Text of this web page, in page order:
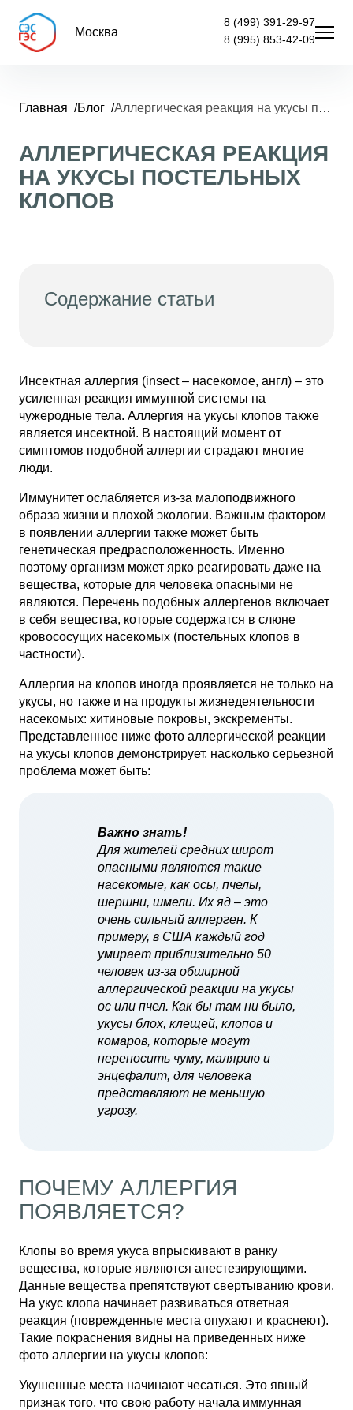
Москва
8 (499) 391-29-97
8 (995) 853-42-09
Главная Блог Аллергическая реакция на укусы постельных клопов
АЛЛЕРГИЧЕСКАЯ РЕАКЦИЯ
НА УКУСЫ ПОСТЕЛЬНЫХ
КЛОПОВ
Содержание статьи
Инсектная аллергия (insect – насекомое, англ) – это
усиленная реакция иммунной системы на
чужеродные тела. Аллергия на укусы клопов также
является инсектной. В настоящий момент от
симптомов подобной аллергии страдают многие
люди.
Иммунитет ослабляется из-за малоподвижного
образа жизни и плохой экологии. Важным фактором
в появлении аллергии также может быть
генетическая предрасположенность. Именно
поэтому организм может ярко реагировать даже на
вещества, которые для человека опасными не
являются. Перечень подобных аллергенов включает
в себя вещества, которые содержатся в слюне
кровососущих насекомых (постельных клопов в
частности).
Аллергия на клопов иногда проявляется не только на
укусы, но также и на продукты жизнедеятельности
насекомых: хитиновые покровы, экскременты.
Представленное ниже фото аллергической реакции
на укусы клопов демонстрирует, насколько серьезной
проблема может быть:
Важно знать!
Для жителей средних широт
опасными являются такие
насекомые, как осы, пчелы,
шершни, шмели. Их яд – это
очень сильный аллерген. К
примеру, в США каждый год
умирает приблизительно 50
человек из-за обширной
аллергической реакции на укусы
ос или пчел. Как бы там ни было,
укусы блох, клещей, клопов и
комаров, которые могут
переносить чуму, малярию и
энцефалит, для человека
представляют не меньшую
угрозу.
ПОЧЕМУ АЛЛЕРГИЯ
ПОЯВЛЯЕТСЯ?
Клопы во время укуса впрыскивают в ранку
вещества, которые являются анестезирующими.
Данные вещества препятствуют свертыванию крови.
На укус клопа начинает развиваться ответная
реакция (поврежденные места опухают и краснеют).
Такие покраснения видны на приведенных ниже
фото аллергии на укусы клопов:
Укушенные места начинают чесаться. Это явный
признак того, что свою работу начала иммунная